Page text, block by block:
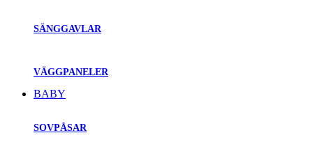
SÄNGGAVLAR
VÄGGPANELER
BABY
SOVPÅSAR